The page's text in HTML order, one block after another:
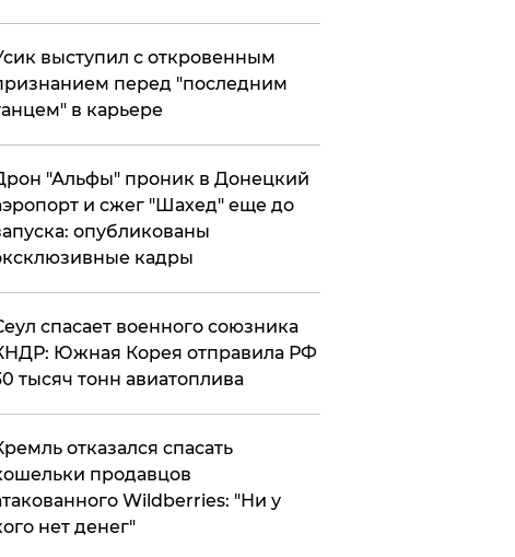
выступил с откровенным
перед "последним
в карьере
"Альфы" проник в Донецкий
и сжег "Шахед" еще до
опубликованы
кадры
спасает военного союзника
Южная Корея отправила РФ
тысяч тонн авиатоплива
отказался спасать
продавцов
Wildberries: "Ни у
нет денег"